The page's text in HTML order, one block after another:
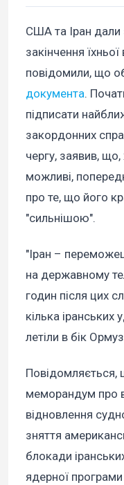
США та Іран дали
закінчення
повідомили, що
документа.
підписати
закордонних
чергу, заявив,
можливі,
про те, що його
"сильнішою".
"Іран –
на державному
годин після цих
кілька
летіли в бік
Повідомляється,
меморандум про
відновлення
зняття
блокади
ядерної